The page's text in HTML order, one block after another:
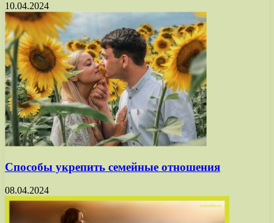
10.04.2024
Способы укрепить семейные отношения
08.04.2024